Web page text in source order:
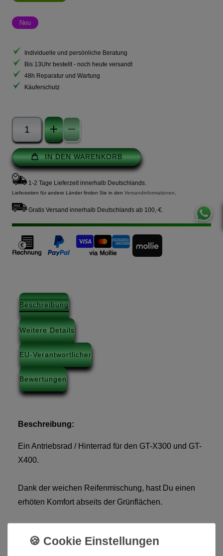
Neu
Individuelle und persönliche Beratung
Bis 13Uhr bestellt - noch heute versandt
48h Reparatur und Wartung
Käuferschutz
IN DEN WARENKORB
1-2 Tage Lieferzeit innerhalb Deutschlands.
Lieferzeiten für andere Länder finden Sie in den Versandinformationen
Gratis Versand innerhalb Deutschlands ab 100,-€.
Beschreibung
Weitere Details
EU-Verantwortlicher
Bewertungen
Beschreibung:
Ein Antriebsrad / Hinterrad für den GT-X300 und GT-
X400.
Dank der weichen Reifenmischung, hast Du einen
erhöten Komfort abseits der Grünflächen.
den Golftrolley ruhiger laufen, ohne lässtige